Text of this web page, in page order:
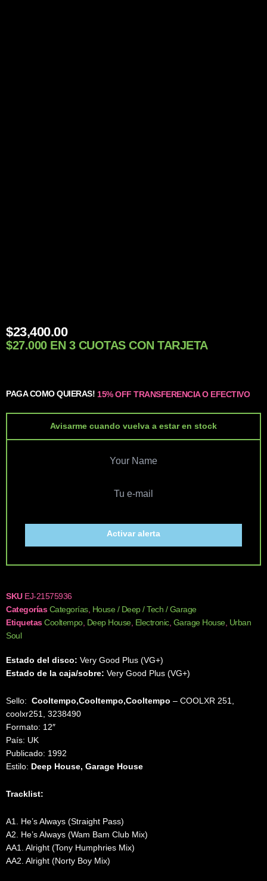
$23,400.00
$27.000 EN 3 CUOTAS CON TARJETA
PAGA COMO QUIERAS! 15% OFF TRANSFERENCIA O EFECTIVO
Avisarme cuando vuelva a estar en stock
Activar alerta
SKU EJ-21575936
Categorías Categorías, House / Deep / Tech / Garage
Etiquetas Cooltempo, Deep House, Electronic, Garage House, Urban
Soul
Estado del disco: Very Good Plus (VG+)
Estado de la caja/sobre: Very Good Plus (VG+)
Sello: Cooltempo,Cooltempo,Cooltempo ‎– COOLXR 251,
coolxr251, 3238490
Formato: 12″
País: UK
Publicado: 1992
Estilo: Deep House, Garage House
Tracklist:
A1. He’s Always (Straight Pass)
A2. He’s Always (Wam Bam Club Mix)
AA1. Alright (Tony Humphries Mix)
AA2. Alright (Norty Boy Mix)